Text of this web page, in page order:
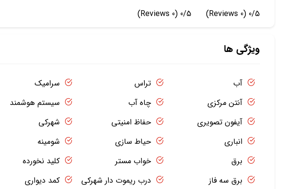
0/5
(0 Reviews)
0/5
(0 Reviews)
ویژگی ها
آب
آنتن مرکزی
آیفون تصویری
انباری
برق
برق سه فاز
تراس
چاه آب
حفاظ امنیتی
حیاط سازی
خواب مستر
درب ریموت دار شهرکی
سرامیک
سیستم هوشمند
شهرکی
شومینه
کلید نخورده
کمد دیواری